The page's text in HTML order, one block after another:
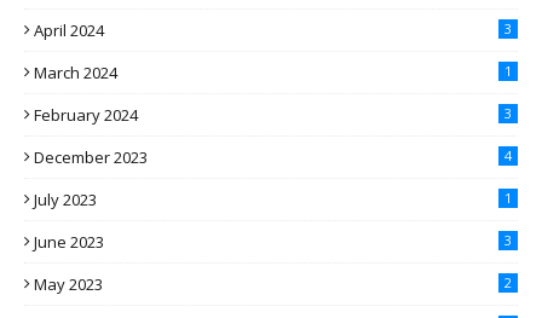
April 2024 3
March 2024 1
February 2024 3
December 2023 4
July 2023 1
June 2023 3
May 2023 2